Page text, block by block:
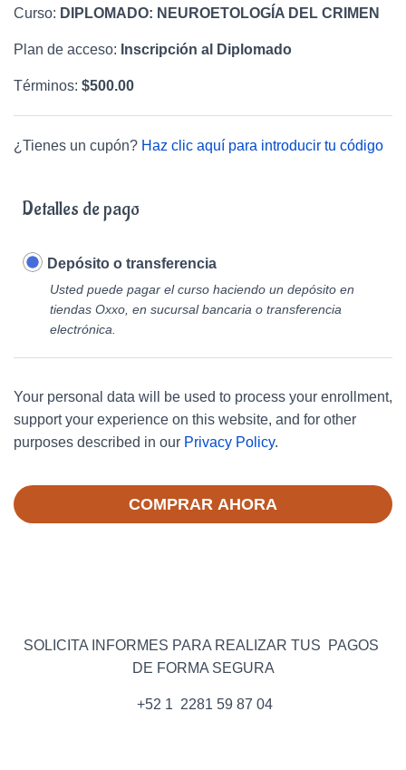
Curso: DIPLOMADO: NEUROETOLOGÍA DEL CRIMEN
Plan de acceso: Inscripción al Diplomado
Términos: $500.00
¿Tienes un cupón? Haz clic aquí para introducir tu código
Detalles de pago
Depósito o transferencia
Usted puede pagar el curso haciendo un depósito en
tiendas Oxxo, en sucursal bancaria o transferencia
electrónica.
Your personal data will be used to process your enrollment,
support your experience on this website, and for other
purposes described in our Privacy Policy.
COMPRAR AHORA
SOLICITA INFORMES PARA REALIZAR TUS PAGOS
DE FORMA SEGURA
+52 1 2281 59 87 04